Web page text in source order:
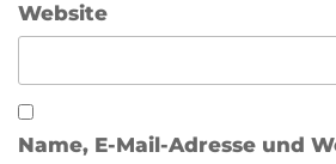
Website
Name, E-Mail-Adresse und